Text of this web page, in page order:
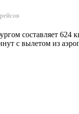
составляет
с вылетом из